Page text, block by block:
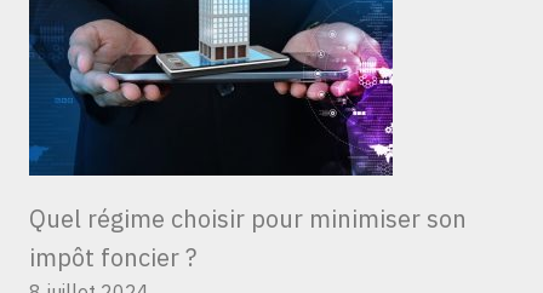
Quel régime choisir pour minimiser son
impôt foncier ?